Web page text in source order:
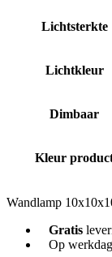
Lichtsterkte
Lichtkleur
Dimbaar
Kleur
Wandlamp
Gratis
Op